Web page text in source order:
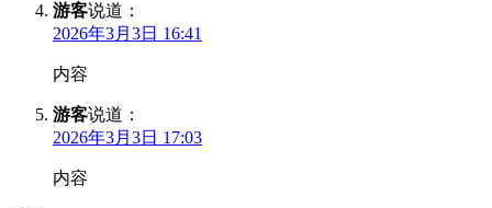
游客说道：
2026年3月3日 16:41
内容
游客说道：
2026年3月3日 17:03
内容